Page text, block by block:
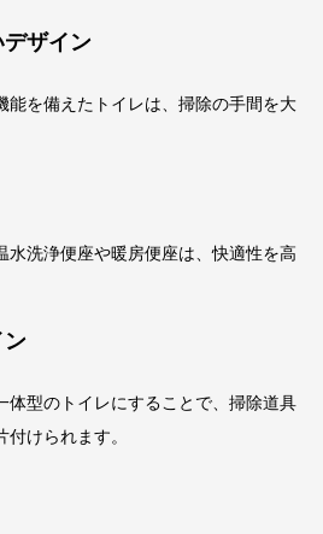
ザイン
能を備えたトイレは、掃除の手間を大
水洗浄便座や暖房便座は、快適性を高
ン
体型のトイレにすることで、掃除道具
けられます。